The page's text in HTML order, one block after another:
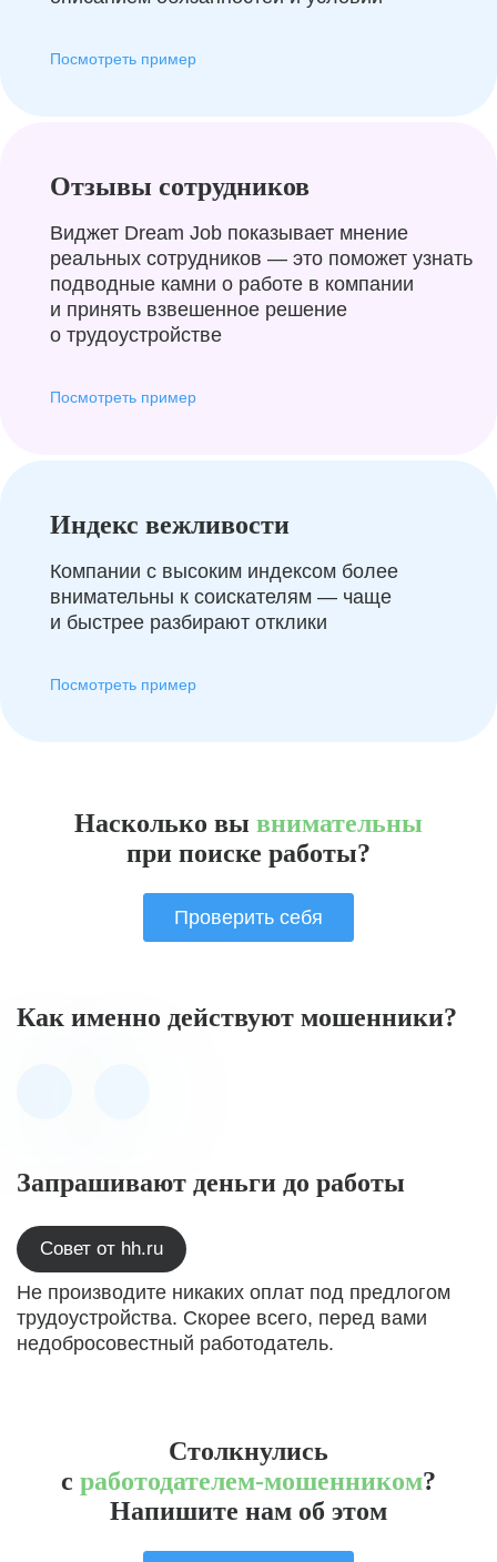
Посмотреть пример
Отзывы сотрудников
Виджет Dream Job показывает мнение
реальных сотрудников — это поможет узнать
подводные камни о работе в компании
и принять взвешенное решение
о трудоустройстве
Посмотреть пример
Индекс вежливости
Компании с высоким индексом более
внимательны к соискателям — чаще
и быстрее разбирают отклики
Посмотреть пример
Насколько вы внимательны
при поиске работы?
Проверить себя
Как именно действуют мошенники?
Запрашивают деньги до работы
Совет от hh.ru
Не производите никаких оплат под предлогом
трудоустройства. Скорее всего, перед вами
недобросовестный работодатель.
Столкнулись
с работодателем-мошенником?
Напишите нам об этом